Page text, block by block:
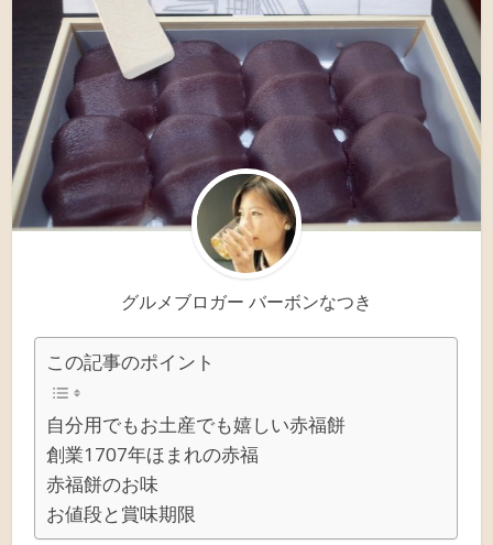
グルメブロガー バーボンなつき
この記事のポイント
自分用でもお土産でも嬉しい赤福餅
創業1707年ほまれの赤福
赤福餅のお味
お値段と賞味期限